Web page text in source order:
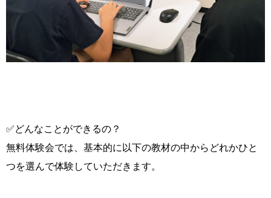
✅どんなことができるの？
無料体験会では、基本的に以下の教材の中からどれかひと
つを選んで体験していただきます。